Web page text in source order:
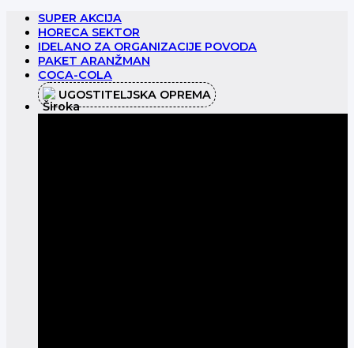
Preskoči
sadržaj
SUPER AKCIJA
HORECA SEKTOR
IDELANO ZA ORGANIZACIJE POVODA
PAKET ARANŽMAN
COCA-COLA
UGOSTITELJSKA OPREMA